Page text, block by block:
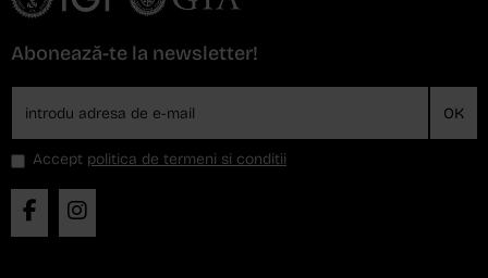
Abonează-te la newsletter!
OK
Accept politica de termeni si conditii